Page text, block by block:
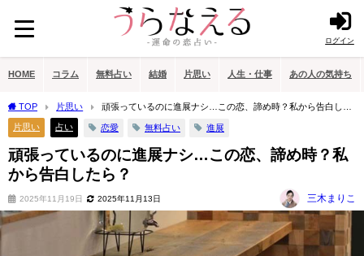
ログイン
HOME コラム 無料占い 結婚 片思い 人生・仕事 あの人の気持ち
TOP 片思い
頑張っているのに進展ナシ…この恋、諦め時？私から告白した
ら？
片思い 占い 恋愛 無料占い 進展
頑張っているのに進展ナシ…この恋、諦め時？私
から告白したら？
2025年11月19日 2025年11月13日 三木まりこ